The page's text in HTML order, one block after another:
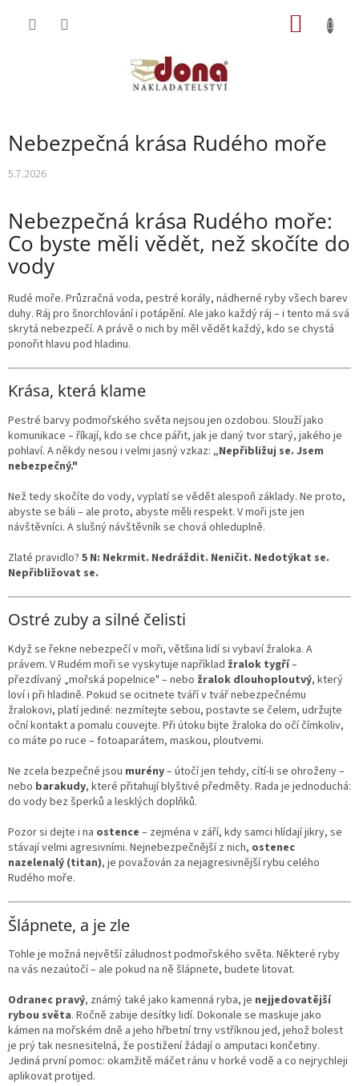
Nebezpečná krása Rudého moře
5.7.2026
Nebezpečná krása Rudého moře:
Co byste měli vědět, než skočíte do
vody
Rudé moře. Průzračná voda, pestré korály, nádherné ryby všech barev
duhy. Ráj pro šnorchlování i potápění. Ale jako každý ráj – i tento má svá
skrytá nebezpečí. A právě o nich by měl vědět každý, kdo se chystá
ponořit hlavu pod hladinu.
Krása, která klame
Pestré barvy podmořského světa nejsou jen ozdobou. Slouží jako
komunikace – říkají, kdo se chce pářit, jak je daný tvor starý, jakého je
pohlaví. A někdy nesou i velmi jasný vzkaz: „Nepřibližuj se. Jsem
nebezpečný."
Než tedy skočíte do vody, vyplatí se vědět alespoň základy. Ne proto,
abyste se báli – ale proto, abyste měli respekt. V moři jste jen
návštěvníci. A slušný návštěvník se chová ohleduplně.
Zlaté pravidlo? 5 N: Nekrmit. Nedráždit. Neničit. Nedotýkat se.
Nepřibližovat se.
Ostré zuby a silné čelisti
Když se řekne nebezpečí v moři, většina lidí si vybaví žraloka. A
právem. V Rudém moři se vyskytuje například žralok tygří–
přezdívaný „mořská popelnice" – nebo žralok dlouhoploutvý, který
loví i při hladině. Pokud se ocitnete tváří v tvář nebezpečnému
žralokovi, platí jediné: nezmítejte sebou, postavte se čelem, udržujte
oční kontakt a pomalu couvejte. Při útoku bijte žraloka do očí čímkoliv,
co máte po ruce – fotoaparátem, maskou, ploutvemi.
Ne zcela bezpečné jsou murény– útočí jen tehdy, cítí-li se ohroženy –
nebo barakudy, které přitahují blyštivé předměty. Rada je jednoduchá:
do vody bez šperků a lesklých doplňků.
Pozor si dejte i na ostence – zejména v září, kdy samci hlídají jikry, se
stávají velmi agresivními. Nejnebezpečnější z nich, ostenec
nazelenalý (titan), je považován za nejagresivnější rybu celého
Rudého moře.
Šlápnete, a je zle
Tohle je možná největší záludnost podmořského světa. Některé ryby
na vás nezaútočí – ale pokud na ně šlápnete, budete litovat.
Odranec pravý, známý také jako kamenná ryba, je nejjedovatější
rybou světa. Ročně zabije desítky lidí. Dokonale se maskuje jako
kámen na mořském dně a jeho hřbetní trny vstříknou jed, jehož bolest
je prý tak nesnesitelná, že postižení žádají o amputaci končetiny.
Jediná první pomoc: okamžitě máčet ránu v horké vodě a co nejrychleji
aplikovat protijed.